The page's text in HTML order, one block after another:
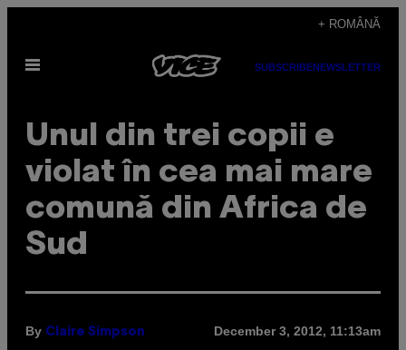
content
+ ROMÂNĂ
Open
SUBSCRIBENEWSLETTER
Unul din trei copii e
violat în cea mai mare
comună din Africa de
Sud
By Claire Simpson December 3, 2012, 11:13am